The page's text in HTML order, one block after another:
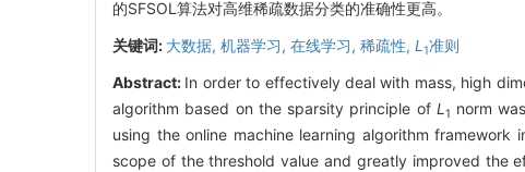
的SFSOL算法对高维稀疏数据分类的准确性更高。
关键词: 大数据, 机器学习, 在线学习, 稀疏性, L 1准则
Abstract: In order to effectively deal with mass, high
algorithm based on the sparsity principle of L 1 norm
using the online machine learning algorithm
scope of the threshold value and greatly improved the